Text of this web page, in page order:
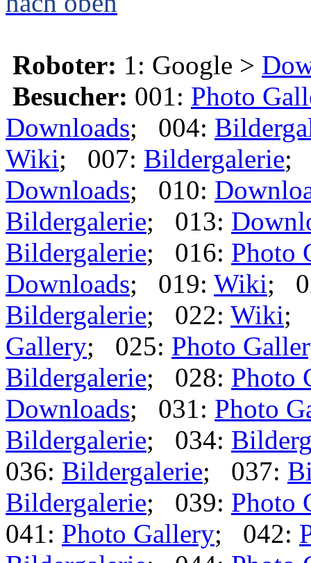
Roboter: 1: Google >
Besucher: 001: Photo
Downloads; 004:
Wiki; 007: Bildergalerie;
Downloads; 010:
Bildergalerie; 013:
Bildergalerie; 016: Photo
Downloads; 019: Wiki;
Bildergalerie; 022: Wiki;
Gallery; 025: Photo
Bildergalerie; 028: Photo
Downloads; 031: Photo
Bildergalerie; 034:
036: Bildergalerie; 037:
Bildergalerie; 039: Photo
041: Photo Gallery; 042: